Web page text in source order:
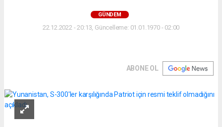
GÜNDEM
22.12.2022 - 20:13, Güncelleme: 01.01.1970 - 02:00
ABONE OL